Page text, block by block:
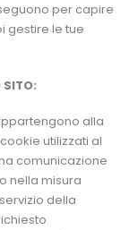
per capire
gestire le tue
SITO:
alla
utilizzati al
comunicazione
nella misura
della